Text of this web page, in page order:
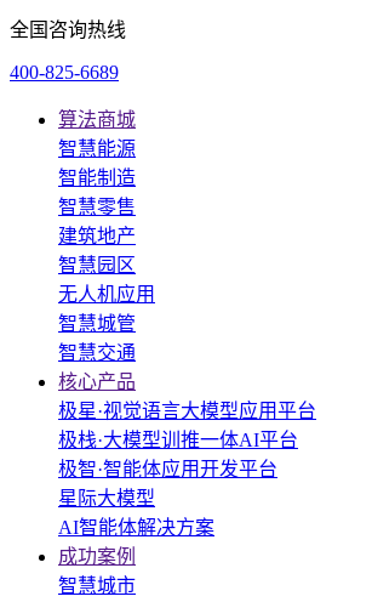
全国咨询热线
400-825-6689
算法商城
智慧能源
智能制造
智慧零售
建筑地产
智慧园区
无人机应用
智慧城管
智慧交通
核心产品
极星·视觉语言大模型应用平台
极栈·大模型训推一体AI平台
极智·智能体应用开发平台
星际大模型
AI智能体解决方案
成功案例
智慧城市